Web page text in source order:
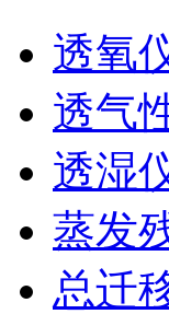
透氧
透气
透湿
蒸发
总迁